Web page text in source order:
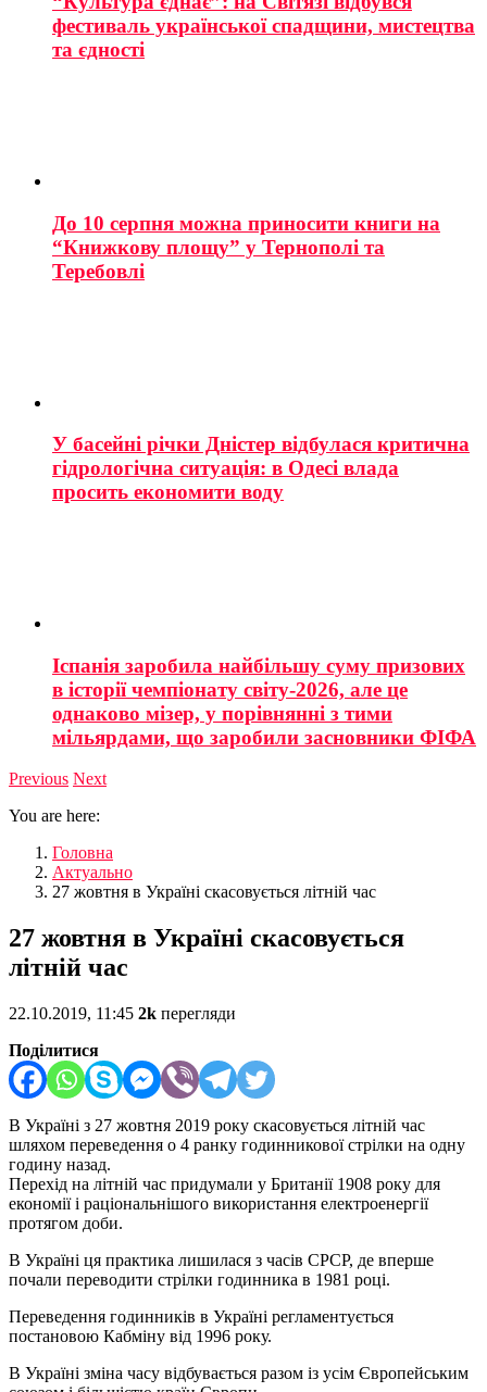
фестиваль української спадщини, мистецтва
та єдності
До 10 серпня можна приносити книги на
“Книжкову площу” у Тернополі та
Теребовлі
У басейні річки Дністер відбулася критична
гідрологічна ситуація: в Одесі влада
просить економити воду
Іспанія заробила найбільшу суму призових
в історії чемпіонату світу-2026, але це
однаково мізер, у порівнянні з тими
мільярдами, що заробили засновники ФІФА
Previous Next
You are here:
Головна
Актуально
27 жовтня в Україні скасовується літній час
27 жовтня в Україні скасовується
літній час
22.10.2019, 11:45 2k перегляди
Поділитися
В Україні з 27 жовтня 2019 року скасовується літній час
шляхом переведення о 4 ранку годинникової стрілки на одну
годину назад.
Перехід на літній час придумали у Британії 1908 року для
економії і раціональнішого використання електроенергії
протягом доби.
В Україні ця практика лишилася з часів СРСР, де вперше
почали переводити стрілки годинника в 1981 році.
Переведення годинників в Україні регламентується
постановою Кабміну від 1996 року.
В Україні зміна часу відбувається разом із усім Європейським